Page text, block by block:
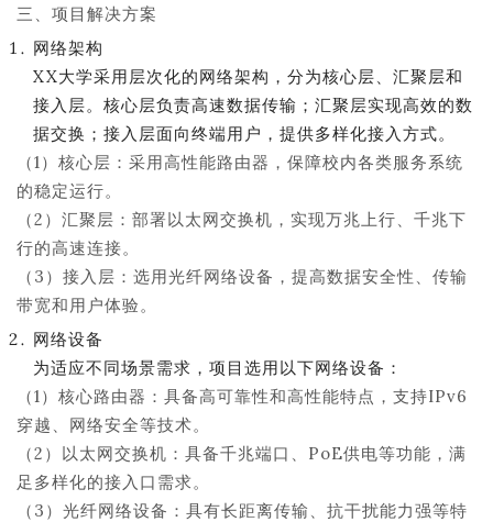
三、项目解决方案
网络架构
XX大学采用层次化的网络架构，分为核心层、汇聚层和
接入层。核心层负责高速数据传输；汇聚层实现高效的数
据交换；接入层面向终端用户，提供多样化接入方式。
（1）核心层：采用高性能路由器，保障校内各类服务系统
的稳定运行。
（2）汇聚层：部署以太网交换机，实现万兆上行、千兆下
行的高速连接。
（3）接入层：选用光纤网络设备，提高数据安全性、传输
带宽和用户体验。
网络设备
为适应不同场景需求，项目选用以下网络设备：
（1）核心路由器：具备高可靠性和高性能特点，支持IPv6
穿越、网络安全等技术。
（2）以太网交换机：具备千兆端口、PoE供电等功能，满
足多样化的接入口需求。
（3）光纤网络设备：具有长距离传输、抗干扰能力强等特